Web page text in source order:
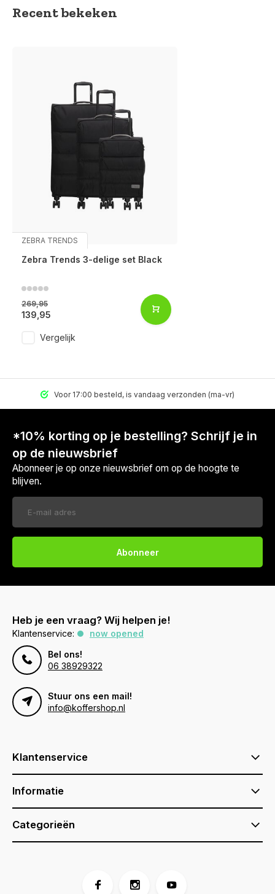
Recent bekeken
ZEBRA TRENDS
Zebra Trends 3-delige set Black
269,95
139,95
Vergelijk
Voor 17:00 besteld, is vandaag verzonden (ma-vr)
*10% korting op je bestelling? Schrijf je in
op de nieuwsbrief
Abonneer je op onze nieuwsbrief om op de hoogte te
blijven.
Abonneer
Heb je een vraag? Wij helpen je!
Klantenservice:
now opened
Bel ons!
06 38929322
Stuur ons een mail!
info@koffershop.nl
Klantenservice
Informatie
Categorieën